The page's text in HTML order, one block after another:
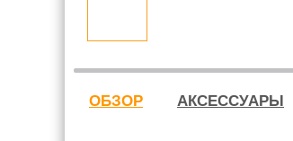
ОБЗОР АКСЕССУАРЫ